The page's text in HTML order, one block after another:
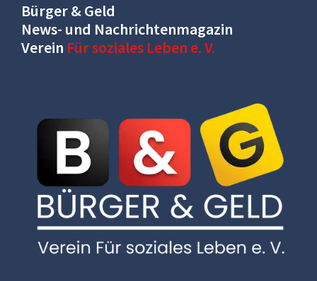
Bürger & Geld
News- und Nachrichtenmagazin
Verein Für soziales Leben e. V.